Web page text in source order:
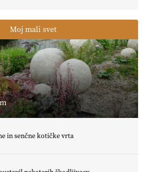
Moj mali svet
in senčne kotičke vrta